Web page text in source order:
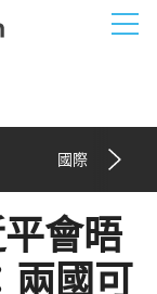
國際
會晤
國可